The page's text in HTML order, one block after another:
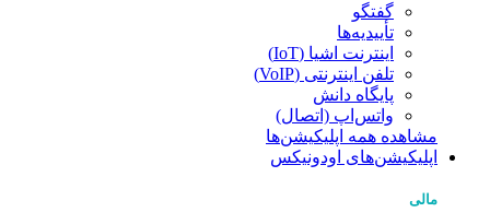
گفتگو
تأییدیه‌ها
اینترنت اشیا (IoT)
تلفن اینترنتی (VoIP)
پایگاه دانش
واتس‌اپ (اتصال)
مشاهده همه اپلیکیشن‌ها
اپلیکیشن‌های اودونیکس
مالی